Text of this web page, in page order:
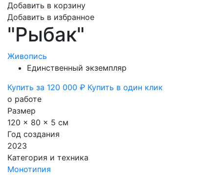
Добавить в корзину
Добавить в избранное
"Рыбак"
Живопись
Единственный экземпляр
Купить за 120 000 ₽ Купить в один клик
о работе
Размер
120 x 80 x 5 см
Год создания
2023
Категория и техника
Монотипия